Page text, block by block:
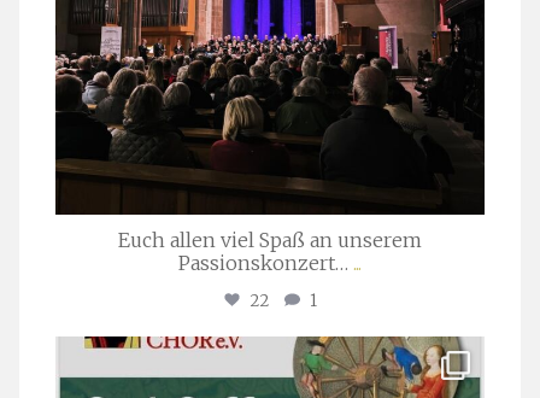
Euch allen viel Spaß an unserem
Passionskonzert… ...
22 1
stuttgarter_oratorienchor
Juli 22